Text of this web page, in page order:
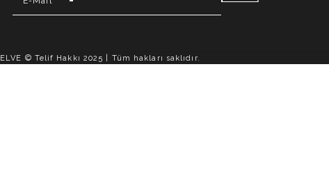
ELVE © Telif Hakkı 2025 | Tüm hakları saklıdır.